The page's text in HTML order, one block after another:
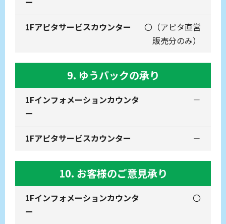
〇 （アピタ直営
販売分のみ）
9. ゆうパックの承り
－
－
10. お客様のご意見承り
〇